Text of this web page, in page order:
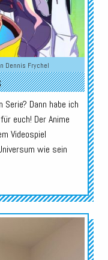
Dennis Frychel
Dann habe ich
euch! Der Anime
Videospiel
wie sein
Audio-
Player